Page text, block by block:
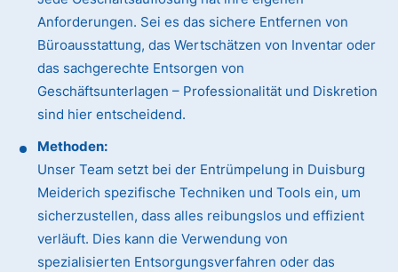
Anforderungen. Sei es das sichere Entfernen von
Büroausstattung, das Wertschätzen von Inventar oder
das sachgerechte Entsorgen von
Geschäftsunterlagen – Professionalität und Diskretion
sind hier entscheidend.
Methoden:
Unser Team setzt bei der Entrümpelung in Duisburg
Meiderich spezifische Techniken und Tools ein, um
sicherzustellen, dass alles reibungslos und effizient
verläuft. Dies kann die Verwendung von
spezialisierten Entsorgungsverfahren oder das